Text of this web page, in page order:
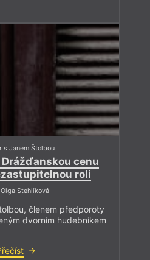
s Janem Štolbou
cenu
roli
Stehlíková
členem předporoty
dvorním hudebníkem